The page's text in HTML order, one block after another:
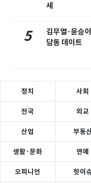
세
5
김무열·윤승
담동 데이트
정치 사회
전국 외교
산업 부동
생활·문화 연예
오피니언 핫이